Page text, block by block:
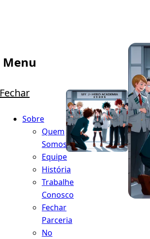
Menu
Fechar
Sobre
Quem
Somos
Equipe
História
Trabalhe
Conosco
Fechar
Parceria
No